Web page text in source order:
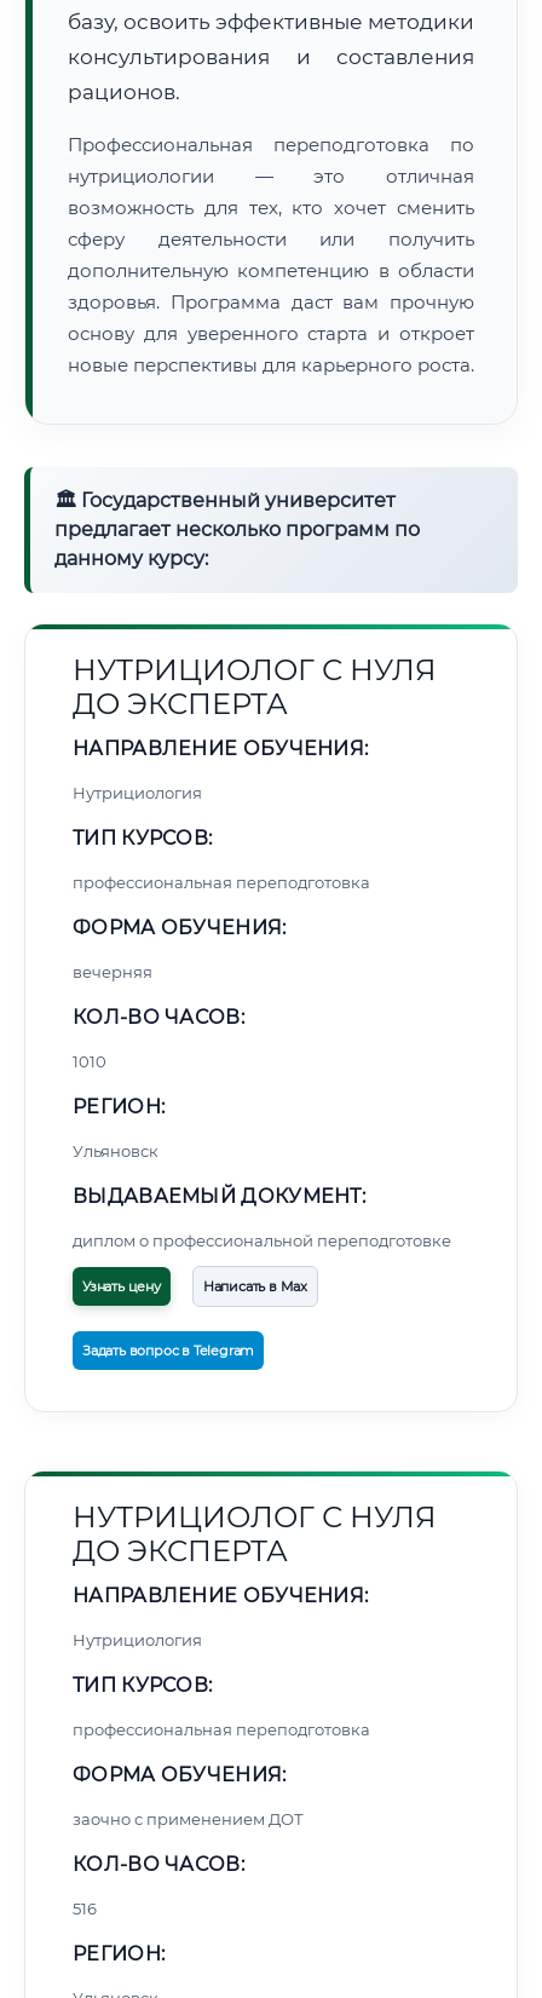
• Маршрут транзита:~2 199 км
• Экспресс-доставка СДЭК / Почтой:3–5 рабочих дней
📜 Документы и аккредитация
🔍Нажмите на документ для увеличения и просмотра
базу, освоить эффективные методики
консультирования и составления
рационов.
Профессиональная переподготовка по
нутрициологии — это отличная
возможность для тех, кто хочет сменить
сферу деятельности или получить
дополнительную компетенцию в области
здоровья. Программа даст вам прочную
основу для уверенного старта и откроет
новые перспективы для карьерного роста.
🏛 Государственный университет
предлагает несколько программ по
данному курсу:
НУТРИЦИОЛОГ С НУЛЯ
ДО ЭКСПЕРТА
НАПРАВЛЕНИЕ ОБУЧЕНИЯ:
Нутрициология
ТИП КУРСОВ:
профессиональная переподготовка
ФОРМА ОБУЧЕНИЯ:
вечерняя
КОЛ-ВО ЧАСОВ:
1010
РЕГИОН:
Ульяновск
ВЫДАВАЕМЫЙ ДОКУМЕНТ:
диплом о профессиональной переподготовке
Узнать цену Написать в Max
Задать вопрос в Telegram
НУТРИЦИОЛОГ С НУЛЯ
ДО ЭКСПЕРТА
НАПРАВЛЕНИЕ ОБУЧЕНИЯ:
Нутрициология
ТИП КУРСОВ:
профессиональная переподготовка
ФОРМА ОБУЧЕНИЯ:
заочно с применением ДОТ
КОЛ-ВО ЧАСОВ:
516
РЕГИОН: